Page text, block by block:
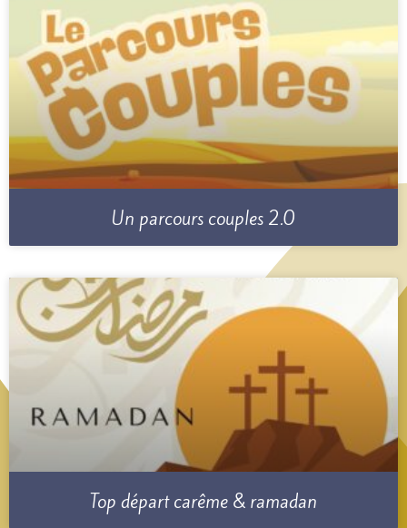
Un parcours couples 2.0
Top départ carême & ramadan